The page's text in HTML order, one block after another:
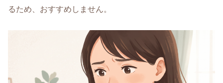
るため、おすすめしません。